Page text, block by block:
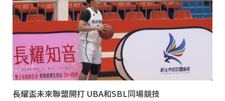
長耀盃未來聯盟開打 UBA和SBL同場競技